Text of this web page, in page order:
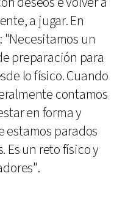
a jugar. En
un
preparación para
lo físico. Cuando
contamos
en forma y
estamos parados
Es un reto físico y